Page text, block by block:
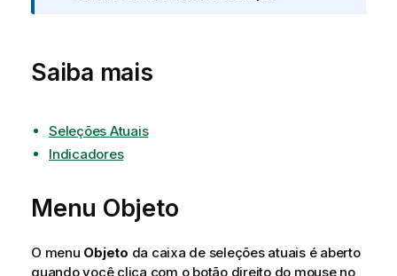
f
m
a
v
Saiba mais
Seleções Atuais
Indicadores
Menu Objeto
O menu Objeto da caixa de seleções atuais é aberto
quando você clica com o botão direito do mouse no